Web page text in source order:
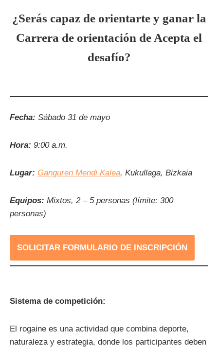
¿Serás capaz de orientarte y ganar la
Carrera de orientación de Acepta el
desafío?
Fecha: Sábado 31 de mayo
Hora: 9:00 a.m.
Lugar: Ganguren Mendi Kalea, Kukullaga, Bizkaia
Equipos: Mixtos, 2 – 5 personas (límite: 300
personas)
SOLICITAR FORMULARIO DE INSCRIPCIÓN
Sistema de competición:
El rogaine es una actividad que combina deporte,
naturaleza y estrategia, donde los participantes deben